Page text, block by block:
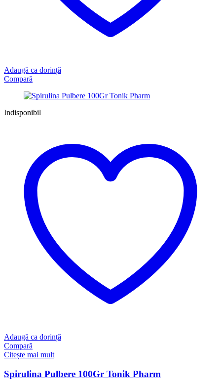
Adaugă ca dorință
Compară
Indisponibil
Adaugă ca dorință
Compară
Citește mai mult
Spirulina Pulbere 100Gr Tonik Pharm